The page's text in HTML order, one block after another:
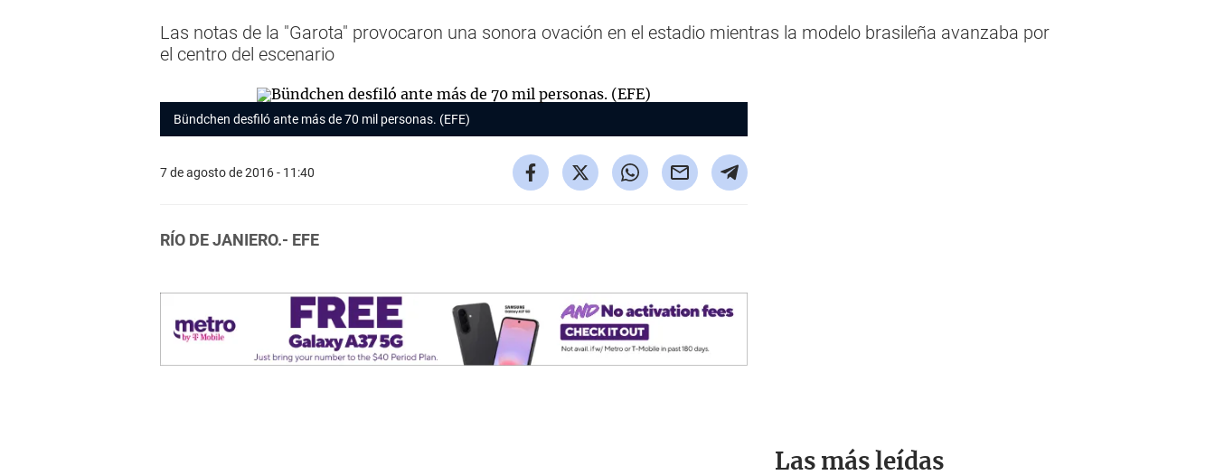
Las notas de la "Garota" provocaron una sonora ovación en el estadio mientras la modelo brasileña avanzaba por
el centro del escenario
Bündchen desfiló ante más de 70 mil personas. (EFE)
7 de agosto de 2016 - 11:40
RÍO DE JANIERO.- EFE
Las más leídas